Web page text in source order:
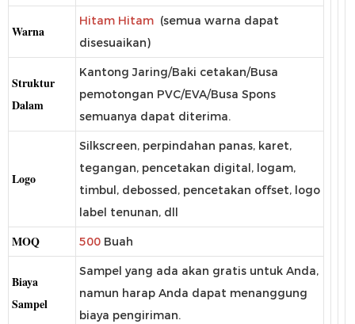
Warna
Hitam Hitam (semua warna dapat
disesuaikan)
Struktur
Dalam
Kantong Jaring/Baki cetakan/Busa
pemotongan PVC/EVA/Busa Spons
semuanya dapat diterima.
Logo
Silkscreen, perpindahan panas, karet,
tegangan, pencetakan digital, logam,
timbul, debossed, pencetakan offset, logo
label tenunan, dll
MOQ 500 Buah
Biaya
Sampel
Sampel yang ada akan gratis untuk Anda,
namun harap Anda dapat menanggung
biaya pengiriman.